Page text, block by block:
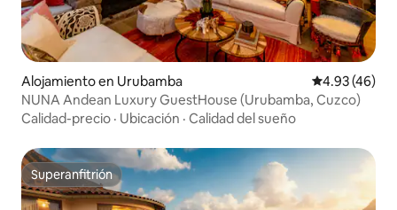
Alojamiento en Urubamba Calificación
4.93 (46)
NUNA Andean Luxury GuestHouse (Urubamba, Cuzco)
Calidad-precio · Ubicación · Calidad del sueño
Superanfitrión
Superanfitrión